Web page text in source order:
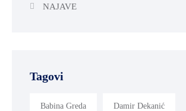
NAJAVE
Tagovi
Babina Greda Damir Dekanić